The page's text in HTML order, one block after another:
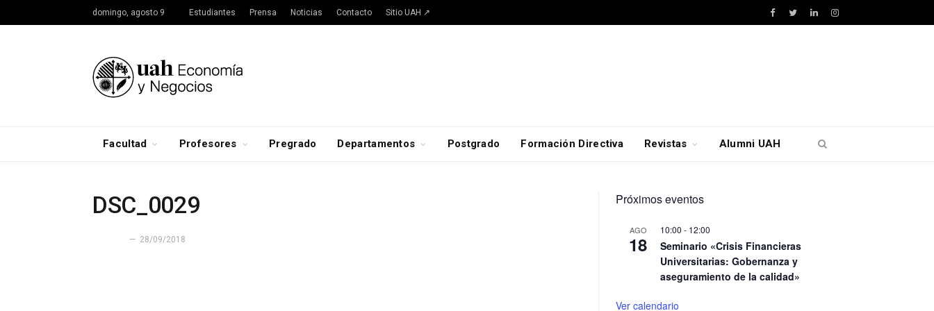
domingo, agosto 9 Estudiantes Prensa Noticias Contacto Sitio UAH ↗ Facebook
TwitterLinkedInInstagram
Facultad Profesores Pregrado Departamentos Postgrado Formación Directiva Revistas Alumni UAH
DSC_0029
28/09/2018
Próximos eventos
AGO
18
10:00 - 12:00
Seminario «Crisis Financieras
Universitarias: Gobernanza y
aseguramiento de la calidad»
Ver calendario